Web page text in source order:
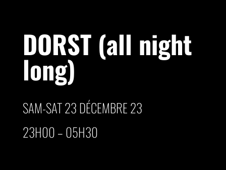
DORST (all night
long)
SAM-SAT 23 DÉCEMBRE 23
23H00 – 05H30